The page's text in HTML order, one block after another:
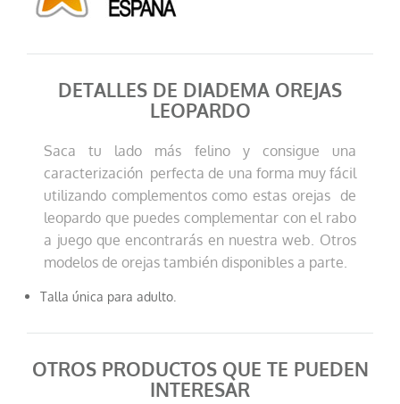
DETALLES DE DIADEMA OREJAS
LEOPARDO
Saca tu lado más felino y consigue una
caracterización perfecta de una forma muy fácil
utilizando complementos como estas orejas de
leopardo que puedes complementar con el rabo
a juego que encontrarás en nuestra web. Otros
modelos de orejas también disponibles a parte.
Talla única para adulto.
OTROS PRODUCTOS QUE TE PUEDEN
INTERESAR